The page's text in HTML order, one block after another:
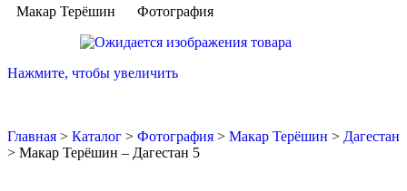
Макар Терёшин Фотография
Нажмите, чтобы увеличить
Главная > Каталог > Фотография > Макар Терёшин > Дагестан
> Макар Терёшин – Дагестан 5